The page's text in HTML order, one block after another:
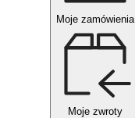
Moje zamówienia
Moje zwroty